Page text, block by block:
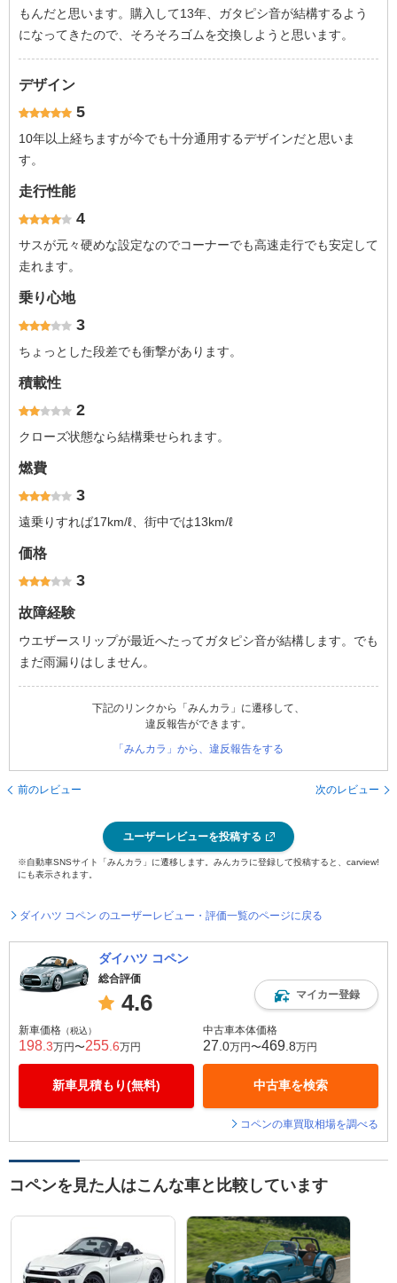
もんだと思います。購入して13年、ガタピシ音が結構するよう
になってきたので、そろそろゴムを交換しようと思います。
デザイン
5
10年以上経ちますが今でも十分通用するデザインだと思いま
す。
走行性能
4
サスが元々硬めな設定なのでコーナーでも高速走行でも安定して
走れます。
乗り心地
3
ちょっとした段差でも衝撃があります。
積載性
2
クローズ状態なら結構乗せられます。
燃費
3
遠乗りすれば17km/ℓ、街中では13km/ℓ
価格
3
故障経験
ウエザースリップが最近へたってガタピシ音が結構します。でも
まだ雨漏りはしません。
下記のリンクから「みんカラ」に遷移して、
違反報告ができます。
「みんカラ」から、違反報告をする
前のレビュー 次のレビュー
ユーザーレビューを投稿する
※自動車SNSサイト「みんカラ」に遷移します。みんカラに登録して投稿すると、carview!
にも表示されます。
ダイハツ コペン のユーザーレビュー・評価一覧のページに戻る
ダイハツ コペン
総合評価
4.6 マイカー登録
新車価格 （税込）
198 .3万円〜255 .6万円
新車見積もり(無料)
中古車本体価格
27 .0万円〜469 .8万円
中古車を検索
コペンの車買取相場を調べる
コペンを見た人はこんな車と比較しています